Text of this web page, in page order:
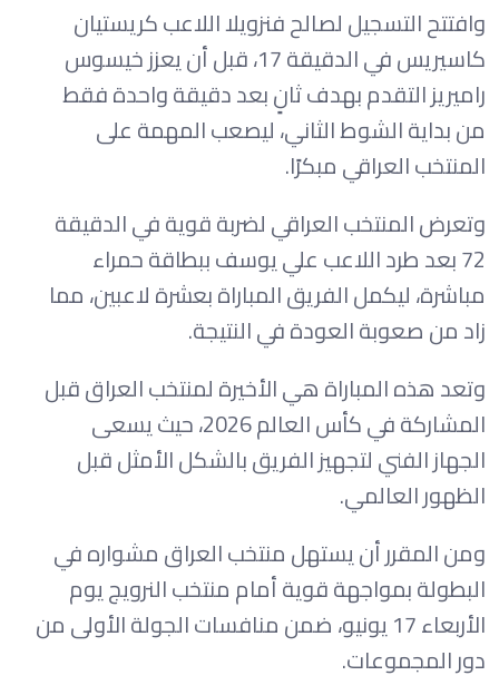
وافتتح التسجيل لصالح فنزويلا اللاعب كريستيان
كاسيريس في الدقيقة 17، قبل أن يعزز خيسوس
راميريز التقدم بهدف ثانٍ بعد دقيقة واحدة فقط
من بداية الشوط الثاني، ليصعب المهمة على
المنتخب العراقي مبكرًا.
وتعرض المنتخب العراقي لضربة قوية في الدقيقة
72 بعد طرد اللاعب علي يوسف ببطاقة حمراء
مباشرة، ليكمل الفريق المباراة بعشرة لاعبين، مما
زاد من صعوبة العودة في النتيجة.
وتعد هذه المباراة هي الأخيرة لمنتخب العراق قبل
المشاركة في كأس العالم 2026، حيث يسعى
الجهاز الفني لتجهيز الفريق بالشكل الأمثل قبل
الظهور العالمي.
ومن المقرر أن يستهل منتخب العراق مشواره في
البطولة بمواجهة قوية أمام منتخب النرويج يوم
الأربعاء 17 يونيو، ضمن منافسات الجولة الأولى من
دور المجموعات.